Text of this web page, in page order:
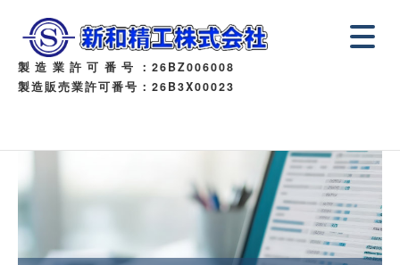
製造業許可番号
：26BZ006008
製造販売業許可番号：26B3X00023